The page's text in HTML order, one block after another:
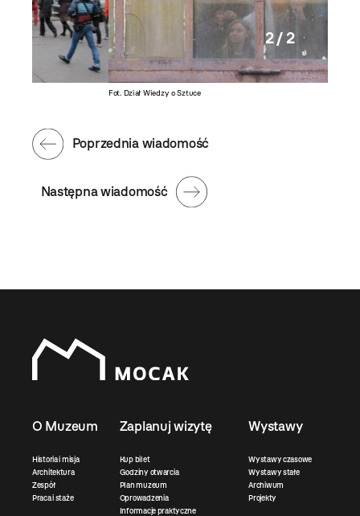
Fot. Dział Wiedzy o Sztuce
2 / 2
Następna wiadomość
Poprzednia wiadomość
O Muzeum
Historia i misja
Architektura
Zespół
Praca i staże
Zaplanuj wizytę
Kup bilet
Godziny otwarcia
Plan muzeum
Oprowadzenia
Informacje praktyczne
Wystawy
Wystawy czasowe
Wystawy stałe
Archiwum
Projekty